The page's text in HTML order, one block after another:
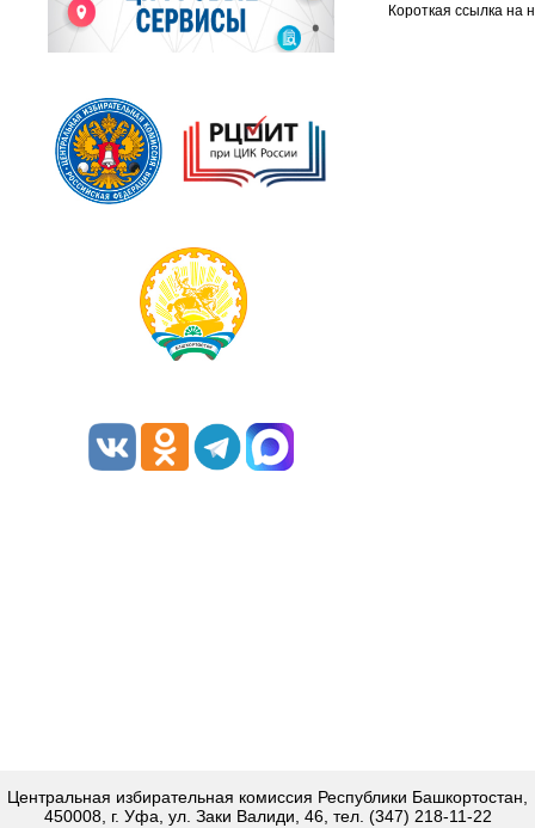
Короткая ссылка на
Центральная избирательная комиссия Республики Башкортостан,
450008, г. Уфа, ул. Заки Валиди, 46, тел. (347) 218-11-22